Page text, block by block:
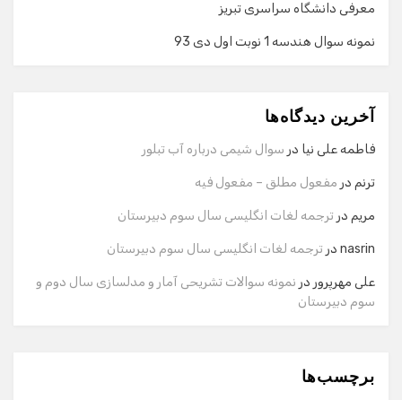
معرفی دانشگاه سراسری تبریز
نمونه سوال هندسه 1 نوبت اول دی 93
آخرین دیدگاه‌ها
فاطمه علی نیا در سوال شیمی درباره آب تبلور
ترنم در مفعول مطلق – مفعول فیه
مریم در ترجمه لغات انگلیسی سال سوم دبیرستان
nasrin در ترجمه لغات انگلیسی سال سوم دبیرستان
علی مهرپرور در نمونه سوالات تشریحی آمار و مدلسازی سال دوم و
سوم دبیرستان
برچسب‌ها
گفت‌وگو با دستیار هوشمند
سلام! برای شروع گفت‌وگو لطفاً شماره تماس یا ایمیل خود را
وارد کنید.
ایمیل